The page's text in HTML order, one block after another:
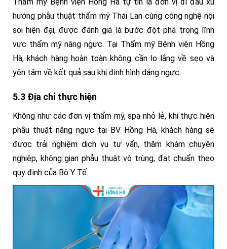
hướng phẫu thuật thẩm mỹ Thái Lan cùng công nghệ nội
soi hiện đại, được đánh giá là bước đột phá trong lĩnh
vực thẩm mỹ nâng ngực. Tại Thẩm mỹ Bệnh viện Hồng
Hà, khách hàng hoàn toàn không cần lo lắng về sẹo và
yên tâm về kết quả sau khi định hình dáng ngực.
5.3 Địa chỉ thực hiện
Không như các đơn vị thẩm mỹ, spa nhỏ lẻ, khi thực hiện
phẫu thuật nâng ngực tại BV Hồng Hà, khách hàng sẽ
được trải nghiệm dịch vụ tư vấn, thăm khám chuyên
nghiệp, không gian phẫu thuật vô trùng, đạt chuẩn theo
quy định của Bộ Y Tế.